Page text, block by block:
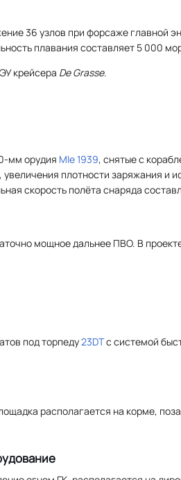
36 узлов при форсаже главной
плавания составляет 5 000
крейсера De Grasse.
мм орудия Mle 1939, снятые с
плотности заряжания и
скорость полёта снаряда
мощное дальнее ПВО. В
под торпеду23DTс системой
располагается на корме,